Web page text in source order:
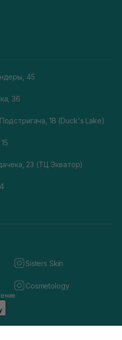
45
36
1В (Duck's Lake)
23 (ТЦ Экватор)
Sisters Skin
Cosmetology